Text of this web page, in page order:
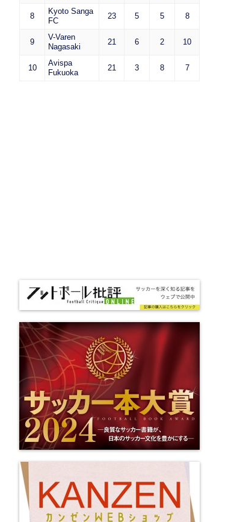
8
Kyoto Sanga
FC
23 5 5 8
9
V-Varen
Nagasaki
21 6 2 10
10
Avispa
Fukuoka
21 3 8 7